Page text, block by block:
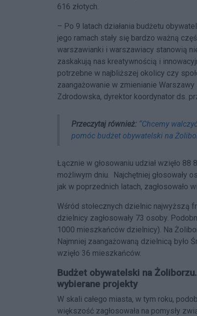
616 złotych.
– Po 9 latach działania budżetu
jego ramach stały się bardzo ważną
warszawianki i warszawiacy stanowią
zaskakują nas kreatywnością i
potrzebne w najbliższej okolicy czy
zaangażowanie w zmienianie
Zdrodowska, dyrektor koordynator ds.
Przeczytaj również: “Chcemy
pomóc budżet obywatelski na
Łącznie w głosowaniu udział wzięło
możliwym dniu. Najchętniej głosowały
jak w poprzednich latach, zagłosowało
Wśród stołecznych dzielnic najwyższą
dzielnicy zagłosowały 73 osoby.
1000 mieszkańców dzielnicy). Na
Najmniej zaangażowaną dzielnicą było
wzięło 36 mieszkańców.
Budżet obywatelski na Żoliborzu.
wybierane projekty
W skali całego miasta, w tym roku,
większość zagłosowała na pomysły